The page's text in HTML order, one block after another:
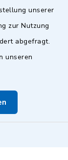
unserer
zur Nutzung
abgefragt.
unseren